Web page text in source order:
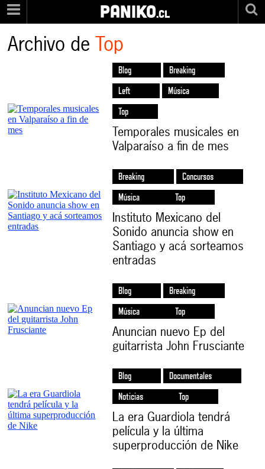
PANIKO.cl
Archivo deTop
Blog
Breaking
Left
Música
Top
Temporales musicales en
Valparaíso a fin de mes
Breaking
Concursos
Música
Top
Instituto Mexicano del
Sonido anuncia show en
Santiago y acá sorteamos
entradas
Blog
Breaking
Música
Top
Anuncian nuevo Ep del
guitarrista John Frusciante
Blog
Documentales
Noticias
Top
La era Guardiola tendrá
película y la última
superproducción de Nike